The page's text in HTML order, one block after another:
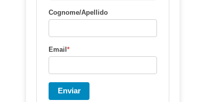
Cognome/Apellido
Email *
Enviar